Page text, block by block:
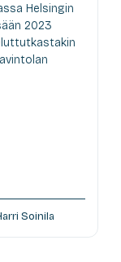
Helsingin
2023
Soinila